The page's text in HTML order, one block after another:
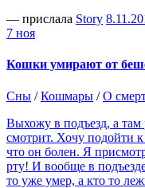
— прислала Story
7 ноя
Кошки умирают от
Сны /Кошмары /О
Выхожу в подъезд, а там
смотрит. Хочу подойти к
что он болен. Я
рту! И вообще в
то уже умер, а кто то